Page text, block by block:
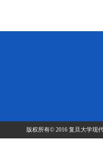
版权所有© 2016 复旦大学现